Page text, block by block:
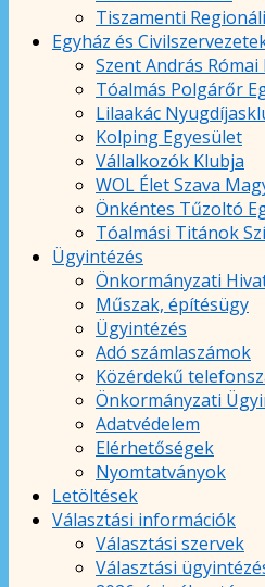
Tiszamenti
Egyház és
Szent András
Tóalmás Polgárőr
Lilaakác
Kolping Egyesület
Vállalkozók Klubja
WOL Élet Szava
Önkéntes Tűzoltó
Tóalmási Titánok
Ügyintézés
Önkormányzati
Műszak, építésügy
Ügyintézés
Adó számlaszámok
Közérdekű
Önkormányzati
Adatvédelem
Elérhetőségek
Nyomtatványok
Letöltések
Választási információk
Választási szervek
Választási